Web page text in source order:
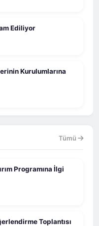
Ediliyor
Kurulumlarına
Tümü
Programına İlgi
Toplantısı